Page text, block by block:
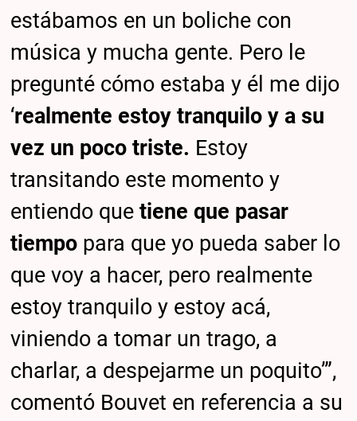
estábamos en un boliche con
música y mucha gente. Pero le
pregunté cómo estaba y él me dijo
‘realmente estoy tranquilo y a su
vez un poco triste. Estoy
transitando este momento y
entiendo quetiene que pasar
tiempo para que yo pueda saber lo
que voy a hacer, pero realmente
estoy tranquilo y estoy acá,
viniendo a tomar un trago, a
charlar, a despejarme un poquito’”,
comentó Bouvet en referencia a su